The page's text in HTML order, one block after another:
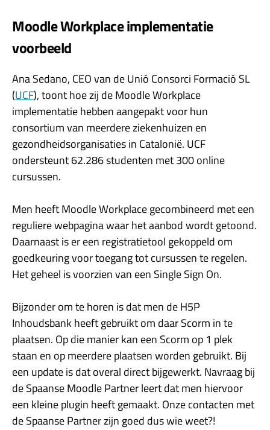
Moodle Workplace implementatie
voorbeeld
Ana Sedano, CEO van de Unió Consorci Formació SL
(UCF), toont hoe zij de Moodle Workplace
implementatie hebben aangepakt voor hun
consortium van meerdere ziekenhuizen en
gezondheidsorganisaties in Catalonië. UCF
ondersteunt 62.286 studenten met 300 online
cursussen.
Men heeft Moodle Workplace gecombineerd met een
reguliere webpagina waar het aanbod wordt getoond.
Daarnaast is er een registratietool gekoppeld om
goedkeuring voor toegang tot cursussen te regelen.
Het geheel is voorzien van een Single Sign On.
Bijzonder om te horen is dat men de H5P
Inhoudsbank heeft gebruikt om daar Scorm in te
plaatsen. Op die manier kan een Scorm op 1 plek
staan en op meerdere plaatsen worden gebruikt. Bij
een update is dat overal direct bijgewerkt. Navraag bij
de Spaanse Moodle Partner leert dat men hiervoor
een kleine plugin heeft gemaakt. Onze contacten met
de Spaanse Partner zijn goed dus wie weet?!